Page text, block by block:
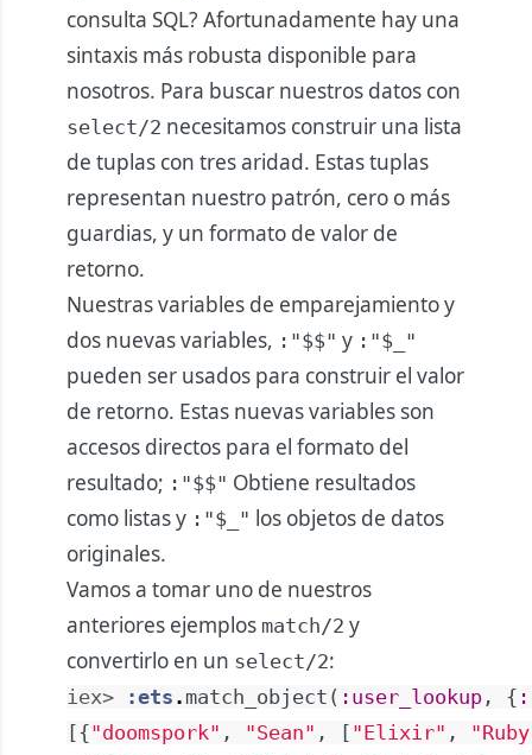
consulta SQL? Afortunadamente hay una
sintaxis más robusta disponible para
nosotros. Para buscar nuestros datos con
select/2 necesitamos construir una lista
de tuplas con tres aridad. Estas tuplas
representan nuestro patrón, cero o más
guardias, y un formato de valor de
retorno.
Nuestras variables de emparejamiento y
dos nuevas variables, :"$$" y :"$_"
pueden ser usados para construir el valor
de retorno. Estas nuevas variables son
accesos directos para el formato del
resultado; :"$$" Obtiene resultados
como listas y :"$_" los objetos de datos
originales.
Vamos a tomar uno de nuestros
anteriores ejemplos match/2 y
convertirlo en un select/2:
iex> :ets . match_object ( :user_lookup , {
[{"doomspork" , "Sean" , [ "Elixir" ,